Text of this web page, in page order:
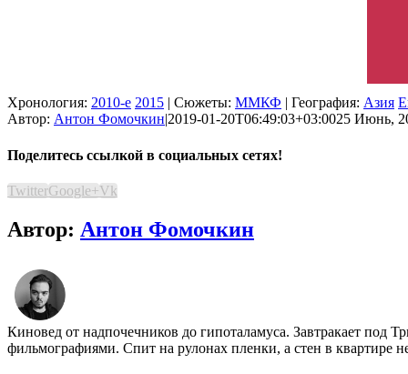
Хронология: 2010-е 2015 | Сюжеты: ММКФ | География: Азия
Автор: Антон Фомочкин|2019-01-20T06:49:03+03:0025 Июнь,
Поделитесь ссылкой в социальных сетях!
TwitterGoogle+Vk
Автор: Антон Фомочкин
Киновед от надпочечников до гипоталамуса. Завтракает
фильмографиями. Спит на рулонах пленки, а стен в квартире